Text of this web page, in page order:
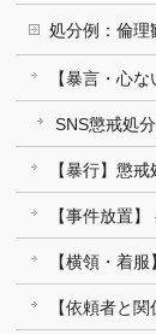
処分例：倫理
【暴言・心
SNS懲戒処
【暴行】懲
【事件放置
【横領・着
【依頼者と